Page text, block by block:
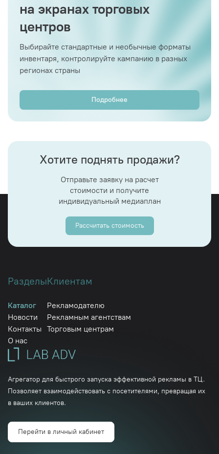
на экранах торговых
центров
Выбирайте стандартные и необычные форматы
инвентаря, контролируйте кампанию в разных
регионах страны
Подробнее
Хотите поднять продажи?
Отправьте заявку на расчет
стоимости и получите
индивидуальный медиаплан
Рассчитать стоимость
Агрегатор для быстрого запуска эффективной рекламы в ТЦ.
Позволяет взаимодействовать с посетителями, превращая их
в ваших клиентов.
Перейти в личный кабинет
Разделы
Каталог
Новости
Контакты
О нас
Клиентам
Рекламодателю
Рекламным агентствам
Торговым центрам